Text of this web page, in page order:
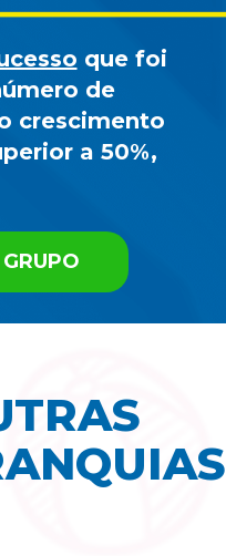
que foi
de
crescimento
a 50%,